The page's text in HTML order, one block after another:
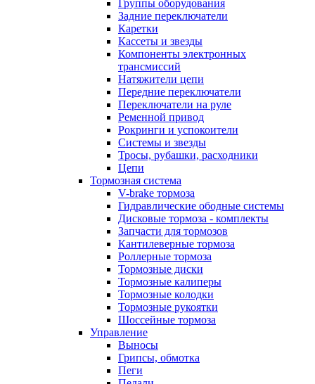
Группы оборудования
Задние переключатели
Каретки
Кассеты и звезды
Компоненты электронных
трансмиссий
Натяжители цепи
Передние переключатели
Переключатели на руле
Ременной привод
Рокринги и успокоители
Системы и звезды
Тросы, рубашки, расходники
Цепи
Тормозная система
V-brake тормоза
Гидравлические ободные системы
Дисковые тормоза - комплекты
Запчасти для тормозов
Кантилеверные тормоза
Роллерные тормоза
Тормозные диски
Тормозные калиперы
Тормозные колодки
Тормозные рукоятки
Шоссейные тормоза
Управление
Выносы
Грипсы, обмотка
Пеги